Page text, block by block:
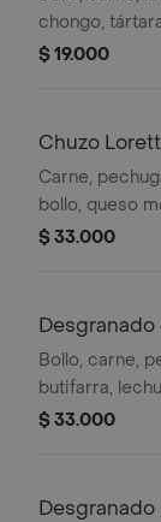
chongo,
$ 19.000
Chuzo
Carne,
bollo, queso
francesa,
$ 33.000
Desgranado
Bollo, carne,
butifarra,
chongo,
$ 33.000
Desgranado